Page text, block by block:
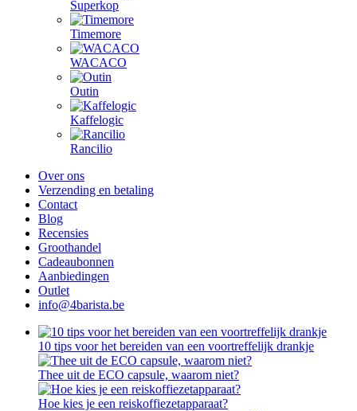
Superkop
Timemore
WACACO
Outin
Kaffelogic
Rancilio
Over ons
Verzending en betaling
Contact
Blog
Recensies
Groothandel
Cadeaubonnen
Aanbiedingen
Outlet
info@4barista.be
10 tips voor het bereiden van een voortreffelijk drankje
Thee uit de ECO capsule, waarom niet?
Hoe kies je een reiskoffiezetapparaat?